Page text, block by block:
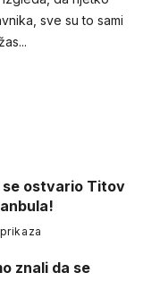
sve su to sami
se ostvario Titov
prikaza
znali da se